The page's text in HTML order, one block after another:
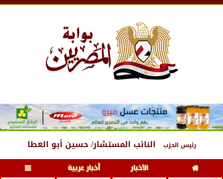
رئيس الحزب النائب المستشار/ حسين أبو العطا
الأخبار أخبار عربية